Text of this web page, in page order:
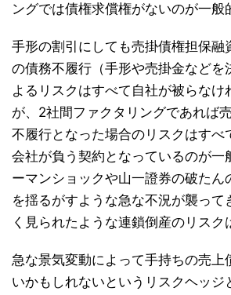
ングでは債権求償権がないのが一般
手形の割引にしても売掛債権担保融
の債務不履行（手形や売掛金などを
よるリスクはすべて自社が被らなけ
が、2社間ファクタリングであれば
不履行となった場合のリスクはすべ
会社が負う契約となっているのが一
ーマンショックや山一證券の破たん
を揺るがすような急な不況が襲って
く見られたような連鎖倒産のリスク
急な景気変動によって手持ちの売上
いかもしれないというリスクヘッジ